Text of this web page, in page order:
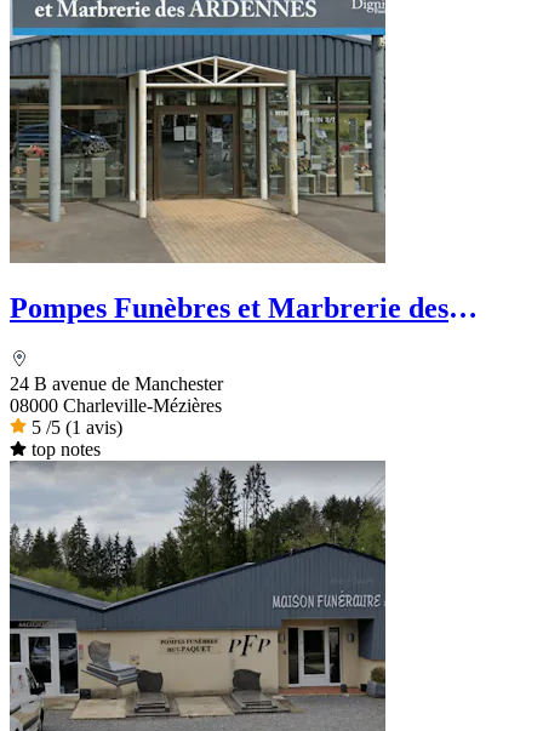
Pompes Funèbres et Marbrerie des
24 B avenue de Manchester
08000 Charleville-Mézières
5 /5 (1 avis)
top notes